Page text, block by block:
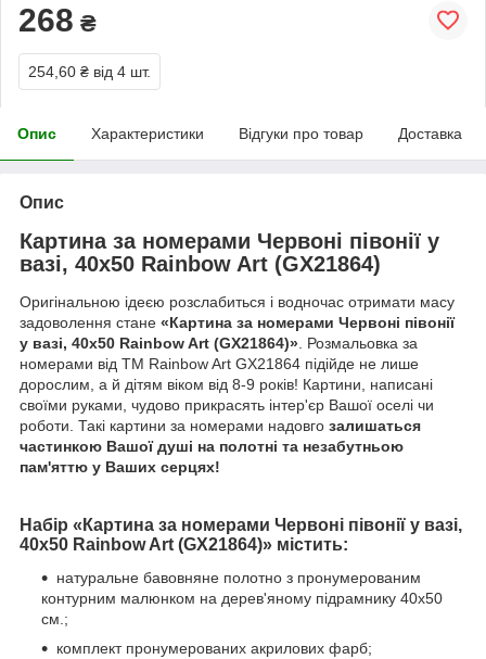
268 ₴
254,60 ₴ від 4 шт.
Опис Характеристики Відгуки про товар Доставка
Опис
Картина за номерами Червоні півонії у
вазі, 40х50 Rainbow Art (GX21864)
Оригінальною ідеєю розслабиться і водночас отримати масу
задоволення стане «Картина за номерами Червоні півонії
у вазі, 40х50 Rainbow Art (GX21864)». Розмальовка за
номерами від ТМ Rainbow Art GX21864 підійде не лише
дорослим, а й дітям віком від 8-9 років! Картини, написані
своїми руками, чудово прикрасять інтер'єр Вашої оселі чи
роботи. Такі картини за номерами надовго залишаться
частинкою Вашої душі на полотні та незабутньою
пам'яттю у Ваших серцях!
Набір «Картина за номерами Червоні півонії у вазі,
40х50 Rainbow Art (GX21864)» містить:
натуральне бавовняне полотно з пронумерованим
контурним малюнком на дерев'яному підрамнику 40х50
см.;
комплект пронумерованих акрилових фарб;